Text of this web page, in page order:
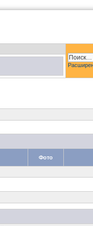
Фото